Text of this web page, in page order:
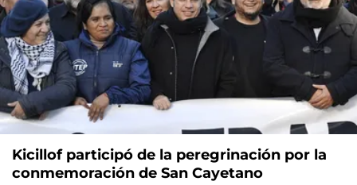
Kicillof participó de la peregrinación por la
conmemoración de San Cayetano